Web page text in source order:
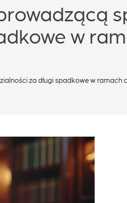
w
za długi spadkowe w ramach